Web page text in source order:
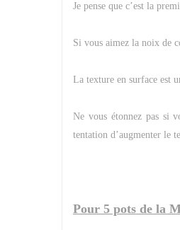
Je pense que c’est la
Si vous aimez la noix de
La texture en surface est
Ne vous étonnez pas si
tentation d’augmenter le
Pour 5 pots de la